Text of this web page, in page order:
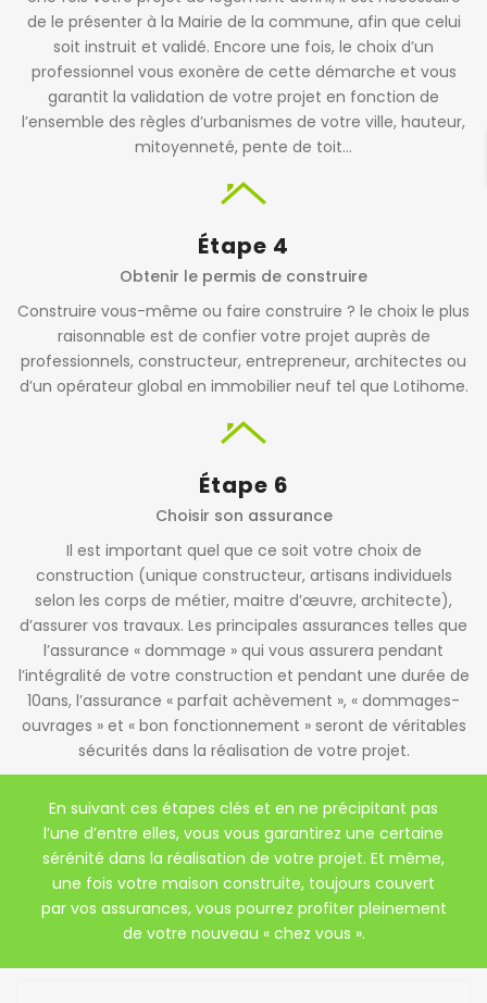
de le présenter à la Mairie de la commune, afin que celui
soit instruit et validé. Encore une fois, le choix d’un
professionnel vous exonère de cette démarche et vous
garantit la validation de votre projet en fonction de
l’ensemble des règles d’urbanismes de votre ville, hauteur,
mitoyenneté, pente de toit…
Étape 4
Obtenir le permis de construire
Construire vous-même ou faire construire ? le choix le plus
raisonnable est de confier votre projet auprès de
professionnels, constructeur, entrepreneur, architectes ou
d’un opérateur global en immobilier neuf tel que Lotihome.
Étape 6
Choisir son assurance
Il est important quel que ce soit votre choix de
construction (unique constructeur, artisans individuels
selon les corps de métier, maitre d’œuvre, architecte),
d’assurer vos travaux. Les principales assurances telles que
l’assurance « dommage » qui vous assurera pendant
l’intégralité de votre construction et pendant une durée de
10ans, l’assurance « parfait achèvement », « dommages-
ouvrages » et « bon fonctionnement » seront de véritables
sécurités dans la réalisation de votre projet.
En suivant ces étapes clés et en ne précipitant pas
l’une d’entre elles, vous vous garantirez une certaine
sérénité dans la réalisation de votre projet. Et même,
une fois votre maison construite, toujours couvert
par vos assurances, vous pourrez profiter pleinement
de votre nouveau « chez vous ».